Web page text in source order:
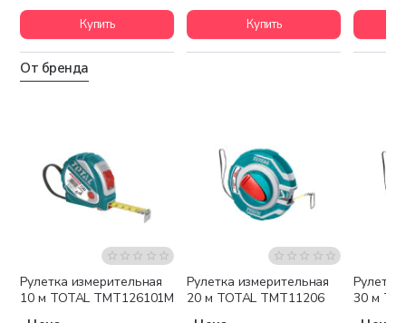
Купить Купить
От бренда
Рулетка измерительная
10 м TOTAL TMT126101M
Рулетка измерительная
20 м TOTAL TMT11206
30 м